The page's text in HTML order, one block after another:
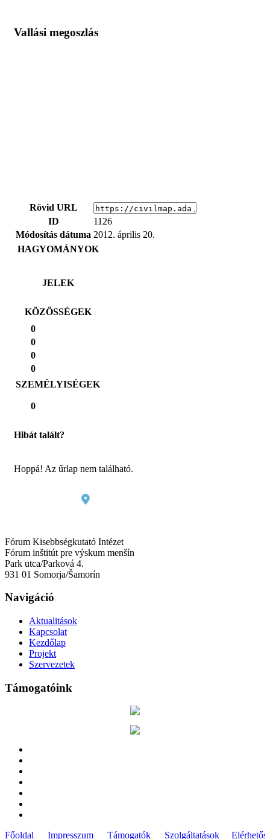
Vallási megoszlás
Rövid URL
ID
1126
Módosítás dátuma 2012. április 20.
HAGYOMÁNYOK
JELEK
KÖZÖSSÉGEK
0
0
0
0
SZEMÉLYISÉGEK
0
Hibát talált?
Hoppá! Az űrlap nem található.
Fórum Kisebbségkutató Intézet
Fórum inštitút pre výskum menšín
Park utca/Parková 4.
931 01 Somorja/Šamorín
Navigáció
Aktualitások
Kapcsolat
Kezdőlap
Projekt
Szervezetek
Támogatóink
Főoldal Impresszum Támogatók Szolgáltatások